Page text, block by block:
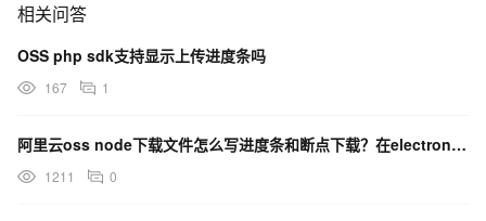
相关问答
OSS php sdk支持显示上传进度条吗
167 1
阿里云oss node下载文件怎么写进度条和断点下载？在electron里面下载文件
1211 0